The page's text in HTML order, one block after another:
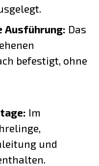
Ausführung: Das
befestigt, ohne
Im
und